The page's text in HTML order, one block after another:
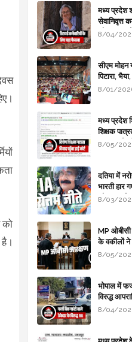
को
मध्य प्रदेश
सेवानिवृत्त
और बजट
8/04/
सीएम मोहन
पिटारा,
8/01/
मध्य प्रदेश
शिक्षक
सरकार से
8/05/
दतिया में
भारती हार
और
8/03/
MP ओबीसी
के वकीलों ने
8/05/
भोपाल में
विरुद्ध
8/04/